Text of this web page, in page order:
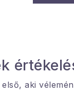
első, aki